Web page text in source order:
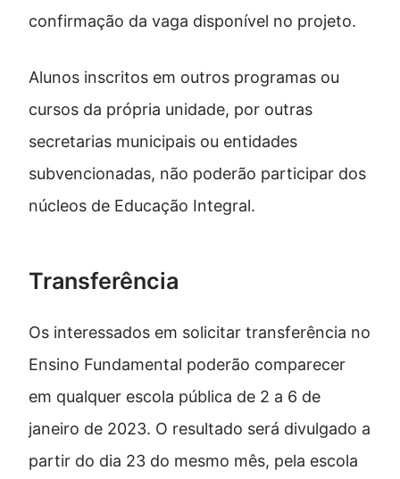
confirmação da vaga disponível no projeto.
Alunos inscritos em outros programas ou
cursos da própria unidade, por outras
secretarias municipais ou entidades
subvencionadas, não poderão participar dos
núcleos de Educação Integral.
Transferência
Os interessados em solicitar transferência no
Ensino Fundamental poderão comparecer
em qualquer escola pública de 2 a 6 de
janeiro de 2023. O resultado será divulgado a
partir do dia 23 do mesmo mês, pela escola